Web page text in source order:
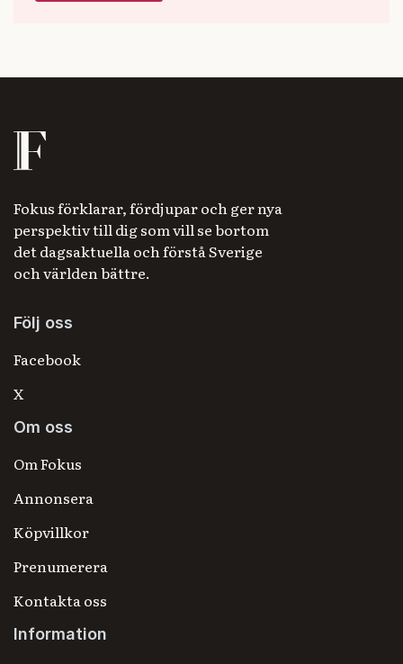
Fokus förklarar, fördjupar och ger nya
perspektiv till dig som vill se bortom
det dagsaktuella och förstå Sverige
och världen bättre.
Följ oss
Facebook
X
Om oss
Om Fokus
Annonsera
Köpvillkor
Prenumerera
Kontakta oss
Information